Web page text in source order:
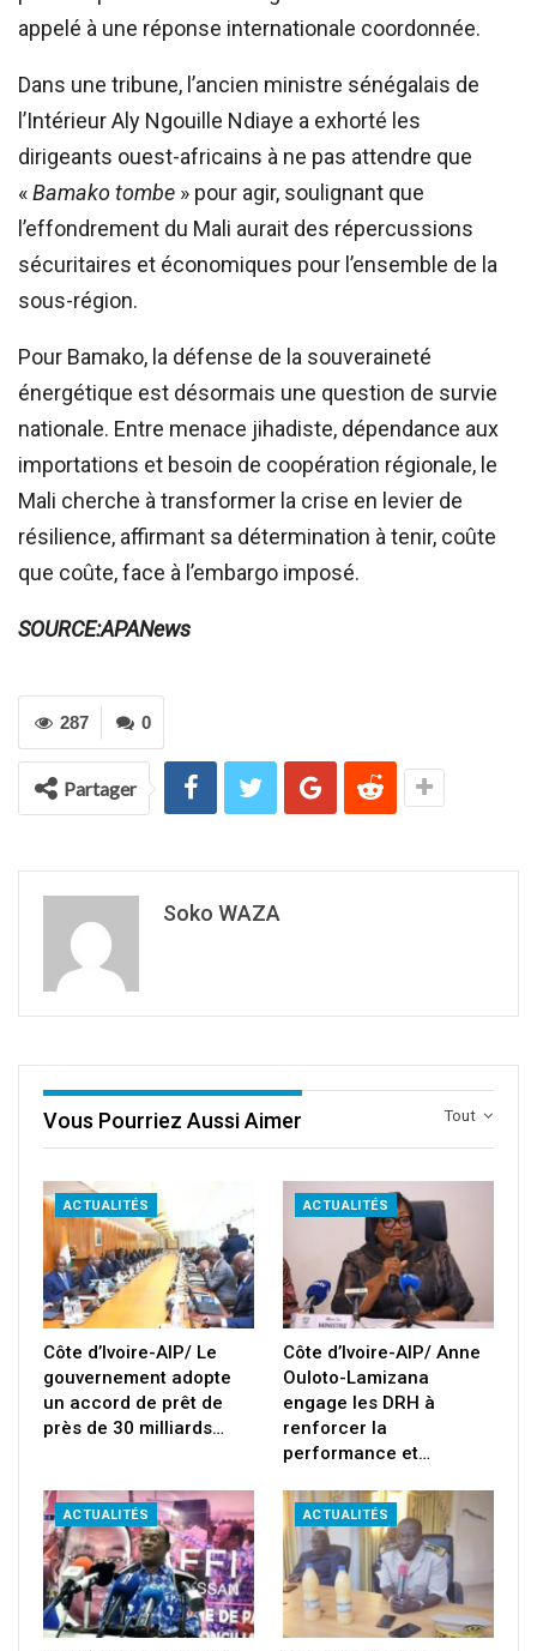
appelé à une réponse internationale coordonnée.
Dans une tribune, l’ancien ministre sénégalais de
l’Intérieur Aly Ngouille Ndiaye a exhorté les
dirigeants ouest-africains à ne pas attendre que
«Bamako tombe » pour agir, soulignant que
l’effondrement du Mali aurait des répercussions
sécuritaires et économiques pour l’ensemble de la
sous-région.
Pour Bamako, la défense de la souveraineté
énergétique est désormais une question de survie
nationale. Entre menace jihadiste, dépendance aux
importations et besoin de coopération régionale, le
Mali cherche à transformer la crise en levier de
résilience, affirmant sa détermination à tenir, coûte
que coûte, face à l’embargo imposé.
SOURCE:APANews
0
287
Partager
Soko WAZA
Tout
Vous Pourriez Aussi Aimer
ACTUALITÉS
Côte d’Ivoire-AIP/ Le
gouvernement adopte
un accord de prêt de
près de 30 milliards…
ACTUALITÉS
Côte d’Ivoire-AIP/ Anne
Ouloto-Lamizana
engage les DRH à
renforcer la
performance et…
ACTUALITÉS ACTUALITÉS